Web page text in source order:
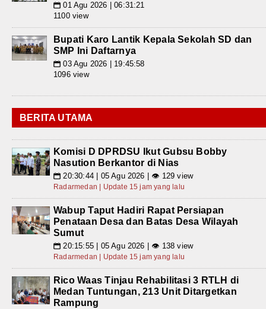
📅 01 Agu 2026 | 06:31:21
1100 view
Bupati Karo Lantik Kepala Sekolah SD dan
SMP Ini Daftarnya
📅 03 Agu 2026 | 19:45:58
1096 view
BERITA UTAMA
Komisi D DPRDSU Ikut Gubsu Bobby
Nasution Berkantor di Nias
📅 20:30:44 | 05 Agu 2026 | 👁 129 view
Radarmedan | Update 15 jam yang lalu
Wabup Taput Hadiri Rapat Persiapan
Penataan Desa dan Batas Desa Wilayah
Sumut
📅 20:15:55 | 05 Agu 2026 | 👁 138 view
Radarmedan | Update 15 jam yang lalu
Rico Waas Tinjau Rehabilitasi 3 RTLH di
Medan Tuntungan, 213 Unit Ditargetkan
Rampung